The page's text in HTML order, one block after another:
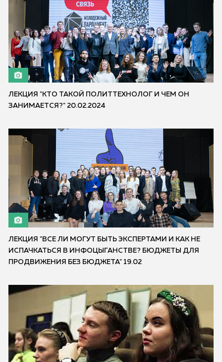
ЛЕКЦИЯ "КТО ТАКОЙ ПОЛИТТЕХНОЛОГ И ЧЕМ ОН
ЗАНИМАЕТСЯ?" 20.02.2024
ЛЕКЦИЯ "ВСЕ ЛИ МОГУТ БЫТЬ ЭКСПЕРТАМИ И КАК НЕ
ИСПАЧКАТЬСЯ В ИНФОЦЫГАНСТВЕ? БЮДЖЕТЫ ДЛЯ
ПРОДВИЖЕНИЯ БЕЗ БЮДЖЕТА" 19.02